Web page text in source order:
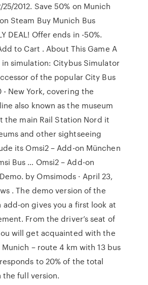
2012. Save 50% on Munich
Steam Buy Munich Bus
DEAL! Offer ends in -50%.
to Cart . About This Game A
simulation: Citybus Simulator
of the popular City Bus
- New York, covering the
also known as the museum
the main Rail Station Nord it
and other sightseeing
its Omsi2 – Add-on München
Bus … Omsi2 – Add-on
by Omsimods · April 23,
. The demo version of the
add-on gives you a first look at
From the driver’s seat of
will get acquainted with the
– route 4 km with 13 bus
to 20% of the total
full version.